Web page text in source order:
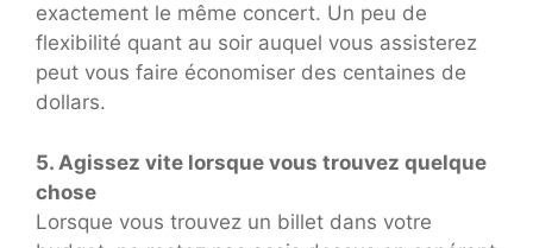
exactement le même concert. Un peu de
flexibilité quant au soir auquel vous assisterez
peut vous faire économiser des centaines de
dollars.
5. Agissez vite lorsque vous trouvez quelque
chose
Lorsque vous trouvez un billet dans votre